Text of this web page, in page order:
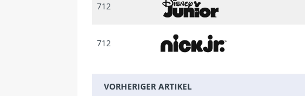
712
712
VORHERIGER ARTIKEL